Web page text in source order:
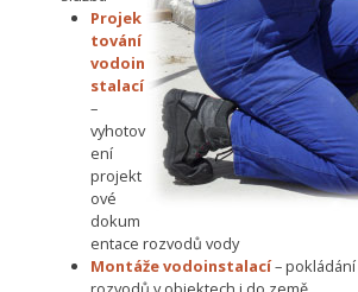
Projek
tování
vodoin
stalací
–
vyhotov
ení
projekt
ové
dokum
entace rozvodů vody
Montáže vodoinstalací–